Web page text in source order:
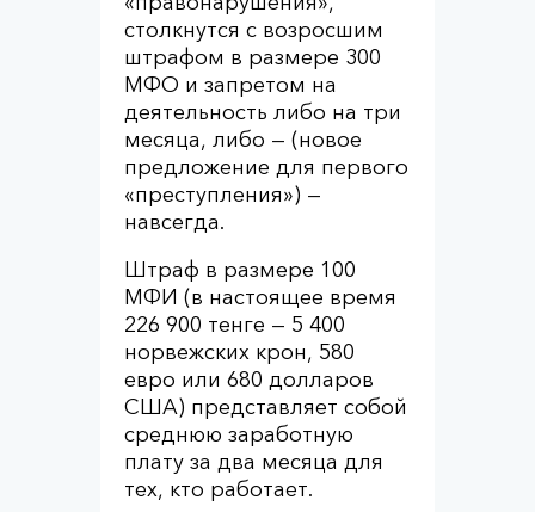
столкнутся с возросшим
штрафом в размере 300
МФО и запретом на
деятельность либо на три
месяца, либо — (новое
предложение для первого
«преступления») —
навсегда.
Штраф в размере 100
МФИ (в настоящее время
226 900 тенге — 5 400
норвежских крон, 580
евро или 680 долларов
США) представляет собой
среднюю заработную
плату за два месяца для
тех, кто работает.